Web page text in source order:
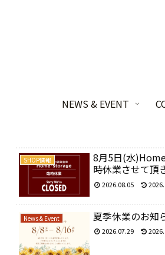
NEWS & EVENT
SHOP情報
8月5日(水
時休業させて頂
2026.08.05
News & Event 夏季休業のお知
2026.07.29